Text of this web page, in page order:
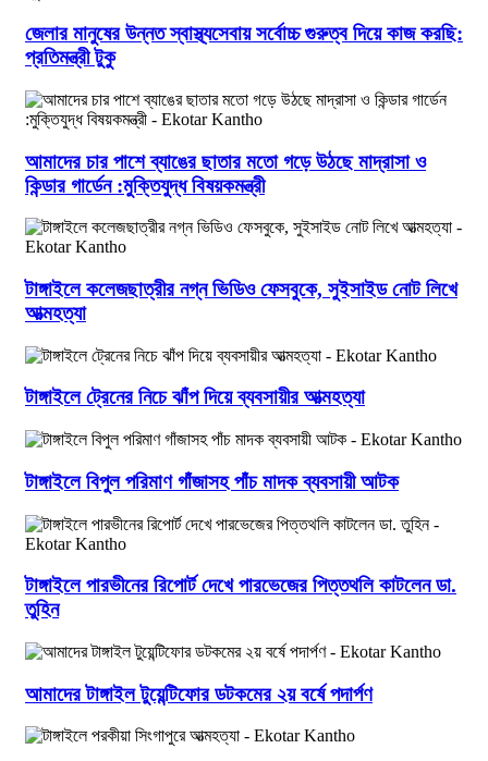
জেলার মানুষের উন্নত স্বাস্থ্যসেবায় সর্বোচ্চ গুরুত্ব দিয়ে কাজ করছি:
প্রতিমন্ত্রী টুকু
আমাদের চার পাশে ব্যাঙের ছাতার মতো গড়ে উঠছে মাদ্রাসা ও
কিন্ডার গার্ডেন :মুক্তিযুদ্ধ বিষয়কমন্ত্রী
টাঙ্গাইলে কলেজছাত্রীর নগ্ন ভিডিও ফেসবুকে, সুইসাইড নোট লিখে
আত্মহত্যা
টাঙ্গাইলে ট্রেনের নিচে ঝাঁপ দিয়ে ব্যবসায়ীর আত্মহত্যা
টাঙ্গাইলে বিপুল পরিমাণ গাঁজাসহ পাঁচ মাদক ব্যবসায়ী আটক
টাঙ্গাইলে পারভীনের রিপোর্ট দেখে পারভেজের পিত্তথলি কাটলেন ডা.
তুহিন
আমাদের টাঙ্গাইল টুয়েন্টিফোর ডটকমের ২য় বর্ষে পদার্পণ